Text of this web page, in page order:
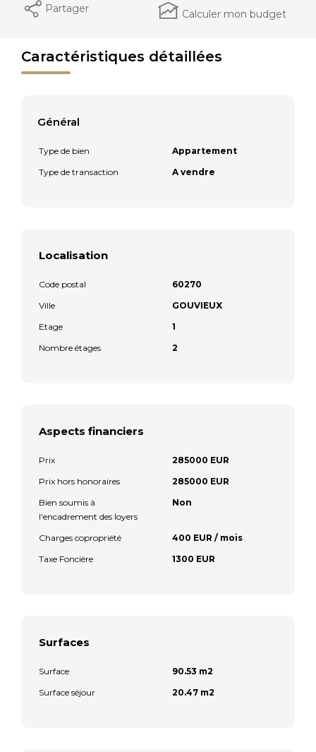
Partager
Calculer mon budget
Caractéristiques détaillées
Général
Type de bien
Appartement
Type de transaction
A vendre
Localisation
Code postal
60270
Ville
GOUVIEUX
Etage
1
Nombre étages
2
Aspects financiers
Prix
285000 EUR
Prix hors honoraires
285000 EUR
Bien soumis à
l'encadrement des loyers
Non
Charges copropriété
400 EUR / mois
Taxe Foncière
1300 EUR
Surfaces
Surface
90.53 m2
Surface séjour
20.47 m2